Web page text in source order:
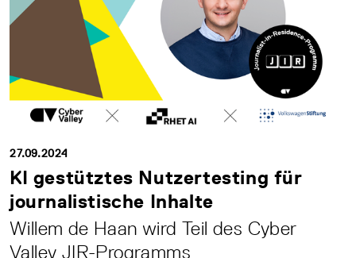
27.09.2024
KI gestütztes Nutzertesting für
journalistische Inhalte
Willem de Haan wird Teil des Cyber
Valley JIR-Programms